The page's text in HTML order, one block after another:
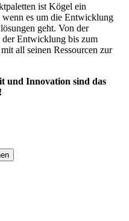
ist Kögel ein
wenn es um die Entwicklung
geht. Von der
Entwicklung bis zum
all seinen Ressourcen zur
und Innovation sind das